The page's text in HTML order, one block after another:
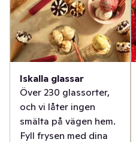
Iskalla glassar
Över 230 glassorter,
och vi låter ingen
smälta på vägen hem.
Fyll frysen med dina